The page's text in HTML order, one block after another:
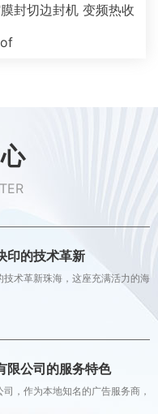
封切边封机 变频热收
印的技术革新
技术革新珠海，这座充满活力的海
限公司的服务特色
，作为本地知名的广告服务商，